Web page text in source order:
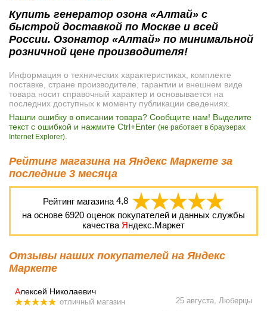
Купить генератор озона «Алтай» с
быстрой доставкой по Москве и всей
России. Озонатор «Алтай» по минимальной
розничной цене производителя!
Информация о технических характеристиках, комплекте
поставке, стране производителе, гарантии и внешнем виде
товара носит справочный характер и основывается на
последних доступных к моменту публикации сведениях.
Нашли ошибку в описании товара? Сообщите нам! Выделите
текст с ошибкой и нажмите Ctrl+Enter (не работает в браузерах
Internet Explorer)
Рейтинг магазина на Яндекс Маркете за
последние 3 месяца
Рейтинг магазина 4,8
на основе 6920 оценок покупателей и данных службы
качества Яндекс.Маркет
Отзывы наших покупателей на Яндекс
Маркете
Алексей Николаевич
отличный магазин 25 августа, Люберцы